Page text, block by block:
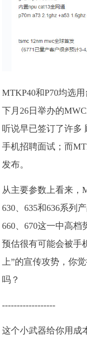
MTKP40和P70均选
下月26日举办的
听说早已签订了许多
手机招聘面试；而
发布。
从主要参数上看来，
630、635和636系列
660、670这一中高档
预估很有可能会被手
上”的宣传攻势，你
吗？
------------------
这个小武器给你用成